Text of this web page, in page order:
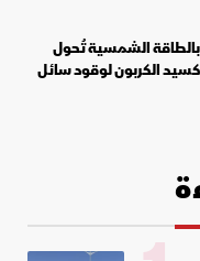
الشمسية تُحول
الكربون لوقود سائل